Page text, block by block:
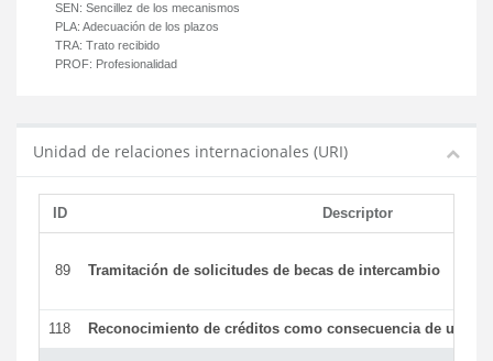
SEN: Sencillez de los mecanismos
PLA: Adecuación de los plazos
TRA: Trato recibido
PROF: Profesionalidad
Unidad de relaciones internacionales (URI)
ID Descriptor
89 Tramitación de solicitudes de becas de intercambio
118 Reconocimiento de créditos como consecuencia de un